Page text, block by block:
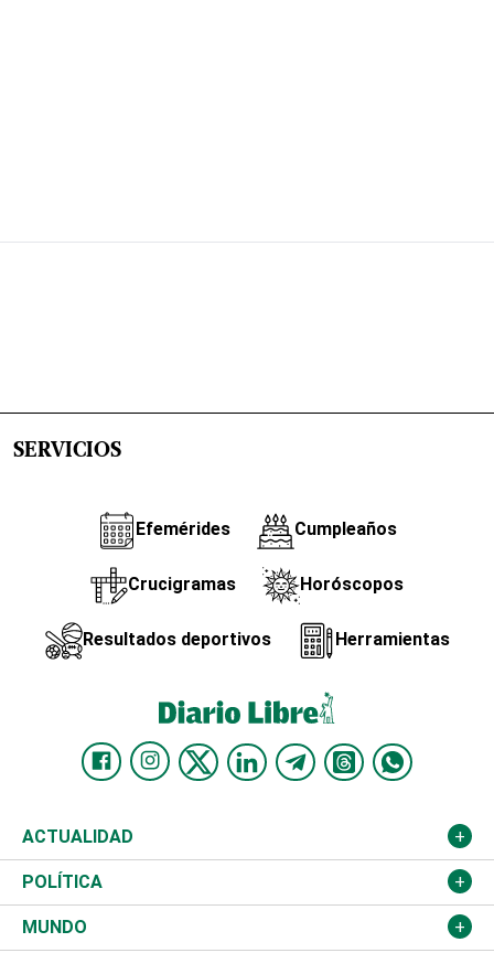
SERVICIOS
Efemérides Cumpleaños
Crucigramas Horóscopos
Resultados deportivos Herramientas
ACTUALIDAD
Nacional
Ciudad
POLÍTICA
Partidos
MUNDO